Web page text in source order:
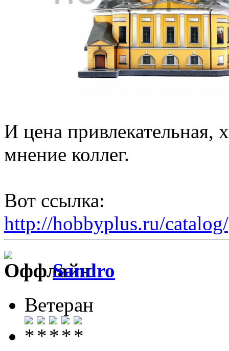
И цена привлекательная,
мнение коллег.
Вот ссылка:
http://hobbyplus.ru/
Sandro
Ветеран